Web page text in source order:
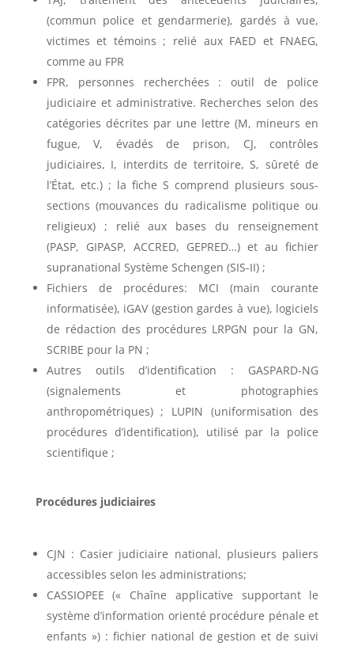
(commun police et gendarmerie), gardés à vue,
victimes et témoins ; relié aux FAED et FNAEG,
comme au FPR
FPR, personnes recherchées : outil de police
judiciaire et administrative. Recherches selon des
catégories décrites par une lettre (M, mineurs en
fugue, V, évadés de prison, CJ, contrôles
judiciaires, I, interdits de territoire, S, sûreté de
l’État, etc.) ; la fiche S comprend plusieurs sous-
sections (mouvances du radicalisme politique ou
religieux) ; relié aux bases du renseignement
(PASP, GIPASP, ACCRED, GEPRED…) et au fichier
supranational Système Schengen (SIS-II) ;
Fichiers de procédures: MCI (main courante
informatisée), iGAV (gestion gardes à vue), logiciels
de rédaction des procédures LRPGN pour la GN,
SCRIBE pour la PN ;
Autres outils d’identification : GASPARD-NG
(signalements et photographies
anthropométriques) ; LUPIN (uniformisation des
procédures d’identification), utilisé par la police
scientifique ;
Procédures judiciaires
CJN : Casier judiciaire national, plusieurs paliers
accessibles selon les administrations;
CASSIOPEE (« Chaîne applicative supportant le
système d’information orienté procédure pénale et
enfants ») : fichier national de gestion et de suivi